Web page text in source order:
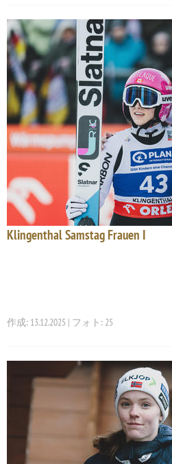
Klingenthal Samstag Frauen I
作成: 13.12.2025 | フォト: 25